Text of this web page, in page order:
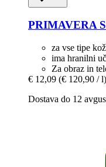
PRIMAVERA
za vse tipe
ima hranilni
Za obraz in
€ 12,09 (€ 120,90 / l)
Dostava do 12